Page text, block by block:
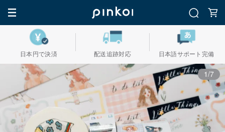
日本円で決済 配送追跡対応 日本語サポート完備
1/7